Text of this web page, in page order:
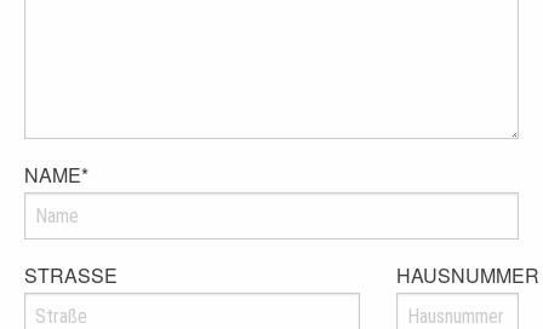
NAME*
STRASSE HAUSNUMMER